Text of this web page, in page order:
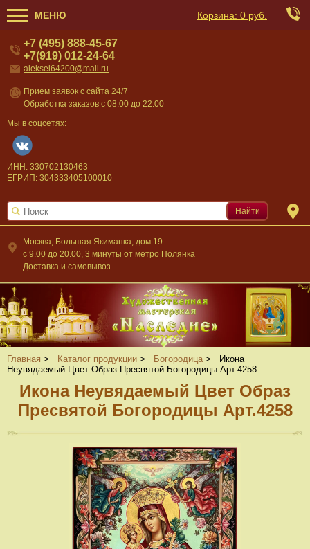
МЕНЮ Корзина: 0 руб.
Москва, Большая Якиманка, дом 19
c 9.00 до 20.00, 3 минуты от метро Полянка
Доставка и самовывоз
+7 (495) 888-45-67
+7(919) 012-24-64
aleksei64200@mail.ru
Прием заявок с сайта 24/7
Обработка заказов с 08:00 до 22:00
Мы в соцсетях:
ИНН: 330702130463
ЕГРИП: 304333405100010
Найти
Главная > Каталог продукции > Богородица >
Икона
Неувядаемый Цвет Образ Пресвятой Богородицы Арт.4258
Икона Неувядаемый Цвет Образ
Пресвятой Богородицы Арт.4258